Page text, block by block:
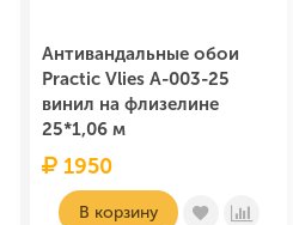
Антивандальные обои
Practic Vlies А-003-25
винил на флизелине
25*1,06 м
1950
В корзину